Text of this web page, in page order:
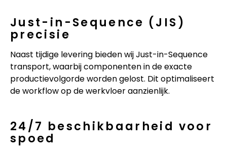
Just-in-Sequence (JIS)
precisie
Naast tijdige levering bieden wij Just-in-Sequence
transport, waarbij componenten in de exacte
productievolgorde worden gelost. Dit optimaliseert
de workflow op de werkvloer aanzienlijk.
24/7 beschikbaarheid voor
spoed